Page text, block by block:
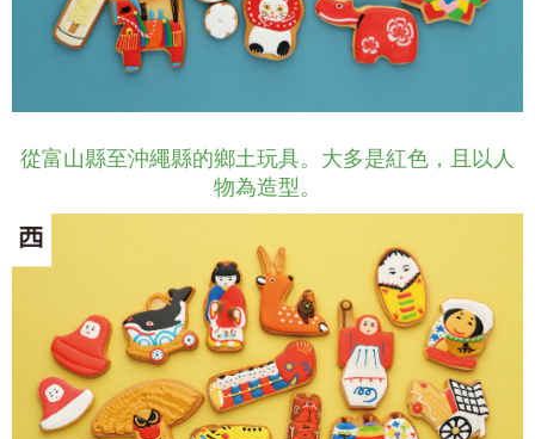
從富山縣至沖繩縣的鄉土玩具。大多是紅色，且以人
物為造型。